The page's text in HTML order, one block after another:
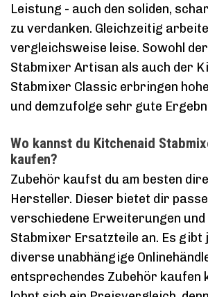
Leistung - auch den soliden,
zu verdanken. Gleichzeitig
vergleichsweise leise. Sowohl
Stabmixer Artisan als auch der
Stabmixer Classic erbringen
und demzufolge sehr gute
Wo kannst du Kitchenaid
kaufen?
Zubehör kaufst du am besten
Hersteller. Dieser bietet dir
verschiedene Erweiterungen
Stabmixer Ersatzteile an. Es gibt
diverse unabhängige
entsprechendes Zubehör kaufen